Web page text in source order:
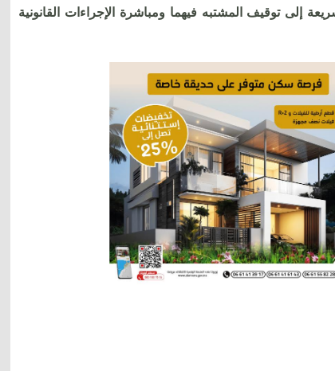
إلى توقيف المشتبه فيهما ومباشرة الإجراءات القانونية
أشهر الطائفات العيساوية، دنيا باطما
ومروان حاجي.. شاهد أقوى لحظات ثاني
سهرات مهرجان عيساوة بمكناس
عيساوة..
الكبرى